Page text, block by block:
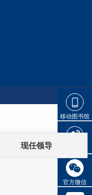
现任领导
移动图书馆
官方微信